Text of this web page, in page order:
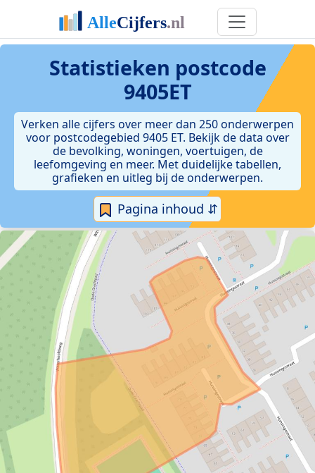
Statistieken postcode
9405ET
Verken alle cijfers over meer dan 250 onderwerpen
voor postcodegebied 9405 ET. Bekijk de data over
de bevolking, woningen, voertuigen, de
leefomgeving en meer. Met duidelijke tabellen,
grafieken en uitleg bij de onderwerpen.
Pagina inhoud ⇵